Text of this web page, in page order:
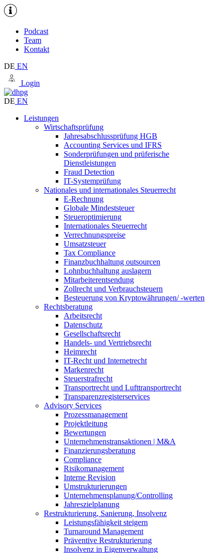
Podcast
Team
Kontakt
DE EN
Login
DE EN
Leistungen
Wirtschaftsprüfung
Jahresabschlussprüfung HGB
Accounting Services und IFRS
Sonderprüfungen und prüferische
Dienstleistungen
Fraud Detection
IT-Systemprüfung
Nationales und internationales Steuerrecht
E-Rechnung
Globale Mindeststeuer
Steueroptimierung
Internationales Steuerrecht
Verrechnungspreise
Umsatzsteuer
Tax Compliance
Finanzbuchhaltung outsourcen
Lohnbuchhaltung auslagern
Mitarbeiterentsendung
Zollrecht und Verbrauchsteuern
Besteuerung von Kryptowährungen/ -werten
Rechtsberatung
Arbeitsrecht
Datenschutz
Gesellschaftsrecht
Handels- und Vertriebsrecht
Heimrecht
IT-Recht und Internetrecht
Markenrecht
Steuerstrafrecht
Transportrecht und Lufttransportrecht
Transparenzregisterservices
Advisory Services
Prozessmanagement
Projektleitung
Bewertungen
Unternehmenstransaktionen | M&A
Finanzierungsberatung
Compliance
Risikomanagement
Interne Revision
Umstrukturierungen
Unternehmensplanung/Controlling
Jahreszielplanung
Restrukturierung, Sanierung, Insolvenz
Leistungsfähigkeit steigern
Turnaround Management
Präventive Restrukturierung
Insolvenz in Eigenverwaltung